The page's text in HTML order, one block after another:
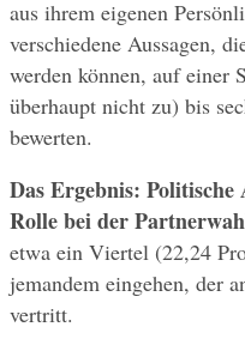
aus ihrem eigenen
verschiedene Aussagen,
werden können, auf einer
überhaupt nicht zu) bis
bewerten.
Das Ergebnis:
Rolle bei der
etwa ein Viertel (22,24
jemandem eingehen, der
vertritt.